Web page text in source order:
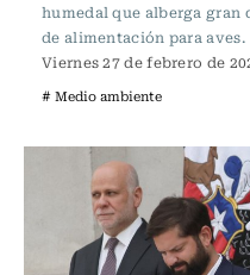
humedal que alberga gran
de alimentación para aves.
Viernes 27 de febrero de
# Medio ambiente